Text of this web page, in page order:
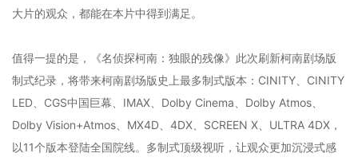
大片的观众，都能在本片中得到满足。
值得一提的是，《名侦探柯南：独眼的残像》此次刷新柯南剧场版
制式纪录，将带来柯南剧场版史上最多制式版本：CINITY、CINITY
LED、CGS中国巨幕、IMAX、Dolby Cinema、Dolby Atmos、
Dolby Vision+Atmos、MX4D、4DX、SCREEN X、ULTRA 4DX，
以11个版本登陆全国院线。多制式顶级视听，让观众更加沉浸式感